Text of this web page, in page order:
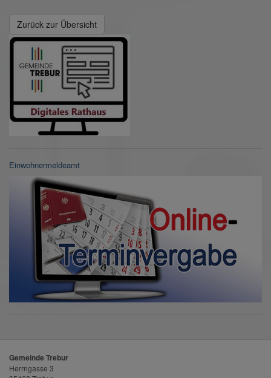
Zurück zur Übersicht
Einwohnermeldeamt
Gemeinde Trebur
Herrngasse 3